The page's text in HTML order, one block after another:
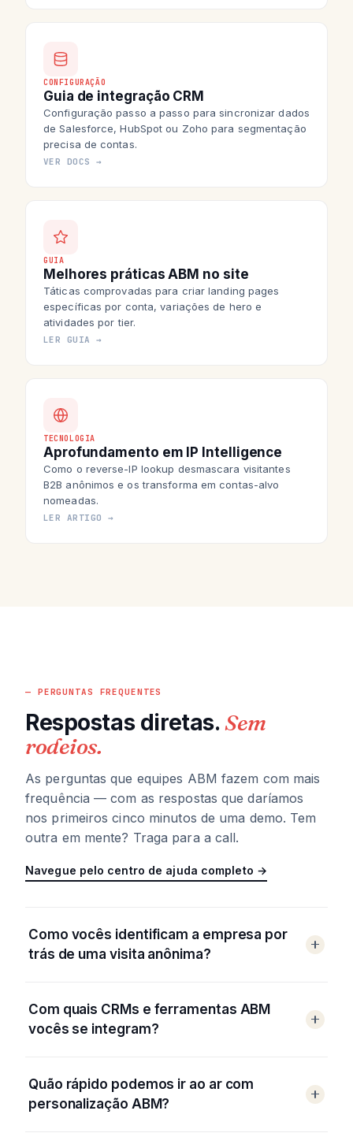
CONFIGURAÇÃO
Guia de integração CRM
Configuração passo a passo para sincronizar dados
de Salesforce, HubSpot ou Zoho para segmentação
precisa de contas.
VER DOCS →
GUIA
Melhores práticas ABM no site
Táticas comprovadas para criar landing pages
específicas por conta, variações de hero e
atividades por tier.
LER GUIA →
TECNOLOGIA
Aprofundamento em IP Intelligence
Como o reverse-IP lookup desmascara visitantes
B2B anônimos e os transforma em contas-alvo
nomeadas.
LER ARTIGO →
— PERGUNTAS FREQUENTES
Respostas diretas.Sem
rodeios.
As perguntas que equipes ABM fazem com mais
frequência — com as respostas que daríamos
nos primeiros cinco minutos de uma demo. Tem
outra em mente? Traga para a call.
Navegue pelo centro de ajuda completo →
Como vocês identificam a empresa por
trás de uma visita anônima?
Com quais CRMs e ferramentas ABM
vocês se integram?
Quão rápido podemos ir ao ar com
personalização ABM?